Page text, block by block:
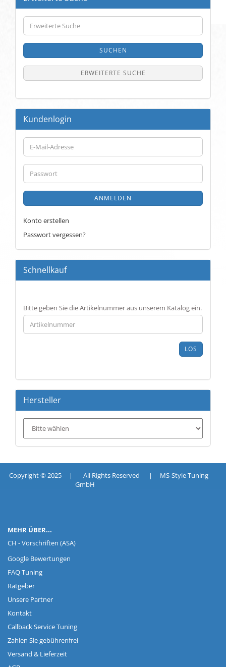
Erweiterte
Suche
SUCHEN
ERWEITERTE SUCHE
Kundenlogin
E-
Mail-
Adresse
Passwort
ANMELDEN
Konto erstellen
Passwort vergessen?
Schnellkauf
BITTE
GEBEN
SIE
DIE
EIN.
Bitte geben Sie die Artikelnummer aus unserem Katalog ein.
LOS
Hersteller
Copyright © 2025 | All Rights Reserved | MS-Style Tuning
GmbH
MEHR ÜBER...
CH - Vorschriften (ASA)
Google Bewertungen
FAQ Tuning
Ratgeber
Unsere Partner
Kontakt
Callback Service Tuning
Zahlen Sie gebührenfrei
Versand & Lieferzeit